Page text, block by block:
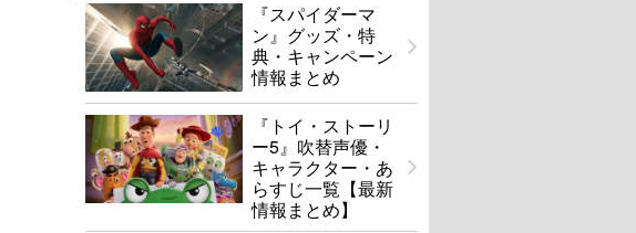
『スパイダーマ
ン』グッズ・特
典・キャンペーン
情報まとめ
『トイ・ストーリ
ー5』吹替声優・
キャラクター・あ
らすじ一覧【最新
情報まとめ】